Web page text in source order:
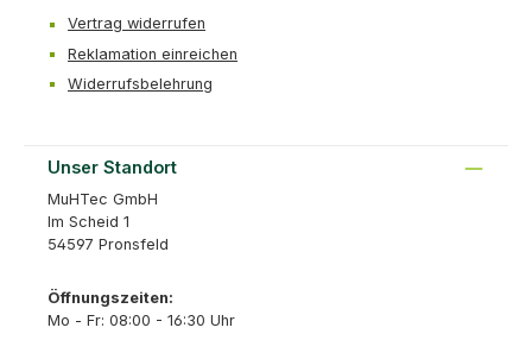
Vertrag widerrufen
Reklamation einreichen
Widerrufsbelehrung
Unser Standort
MuHTec GmbH
Im Scheid 1
54597 Pronsfeld
Öffnungszeiten:
Mo - Fr: 08:00 - 16:30 Uhr